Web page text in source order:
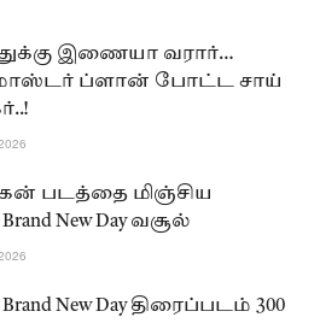
இணையா வரார்…
ப்ளான் போட்ட சாய்
படத்தை மிஞ்சிய
Brand New Day வசூல்
Brand New Day திரைப்படம் 300